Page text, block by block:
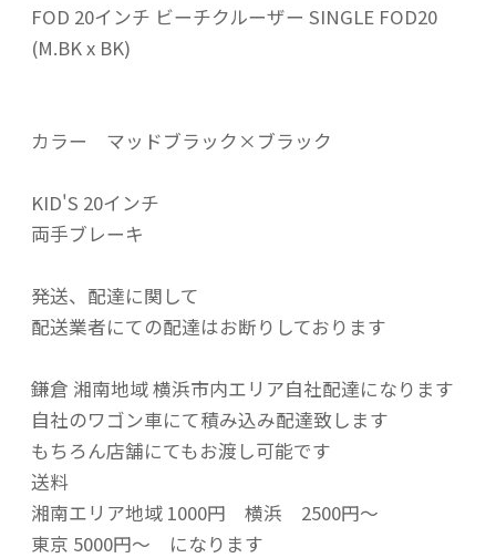
FOD 20インチ ビーチクルーザー SINGLE FOD20
(M.BK x BK)
カラー マッドブラック×ブラック
KID'S 20インチ
両手ブレーキ
発送、配達に関して
配送業者にての配達はお断りしております
鎌倉 湘南地域 横浜市内エリア自社配達になります
自社のワゴン車にて積み込み配達致します
もちろん店舗にてもお渡し可能です
送料
湘南エリア地域 1000円 横浜 2500円～
東京 5000円～ になります